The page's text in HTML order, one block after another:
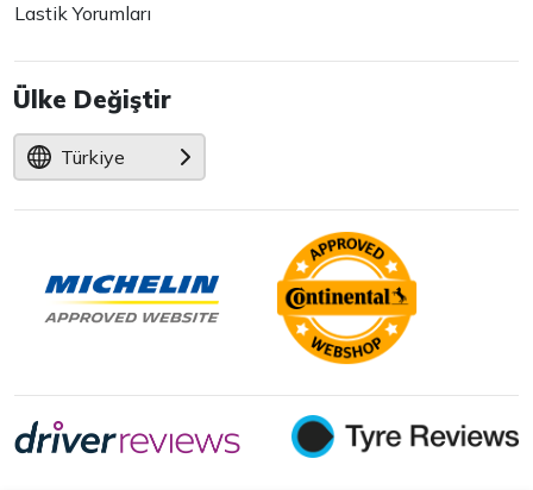
Lastik Yorumları
Ülke Değiştir
Türkiye